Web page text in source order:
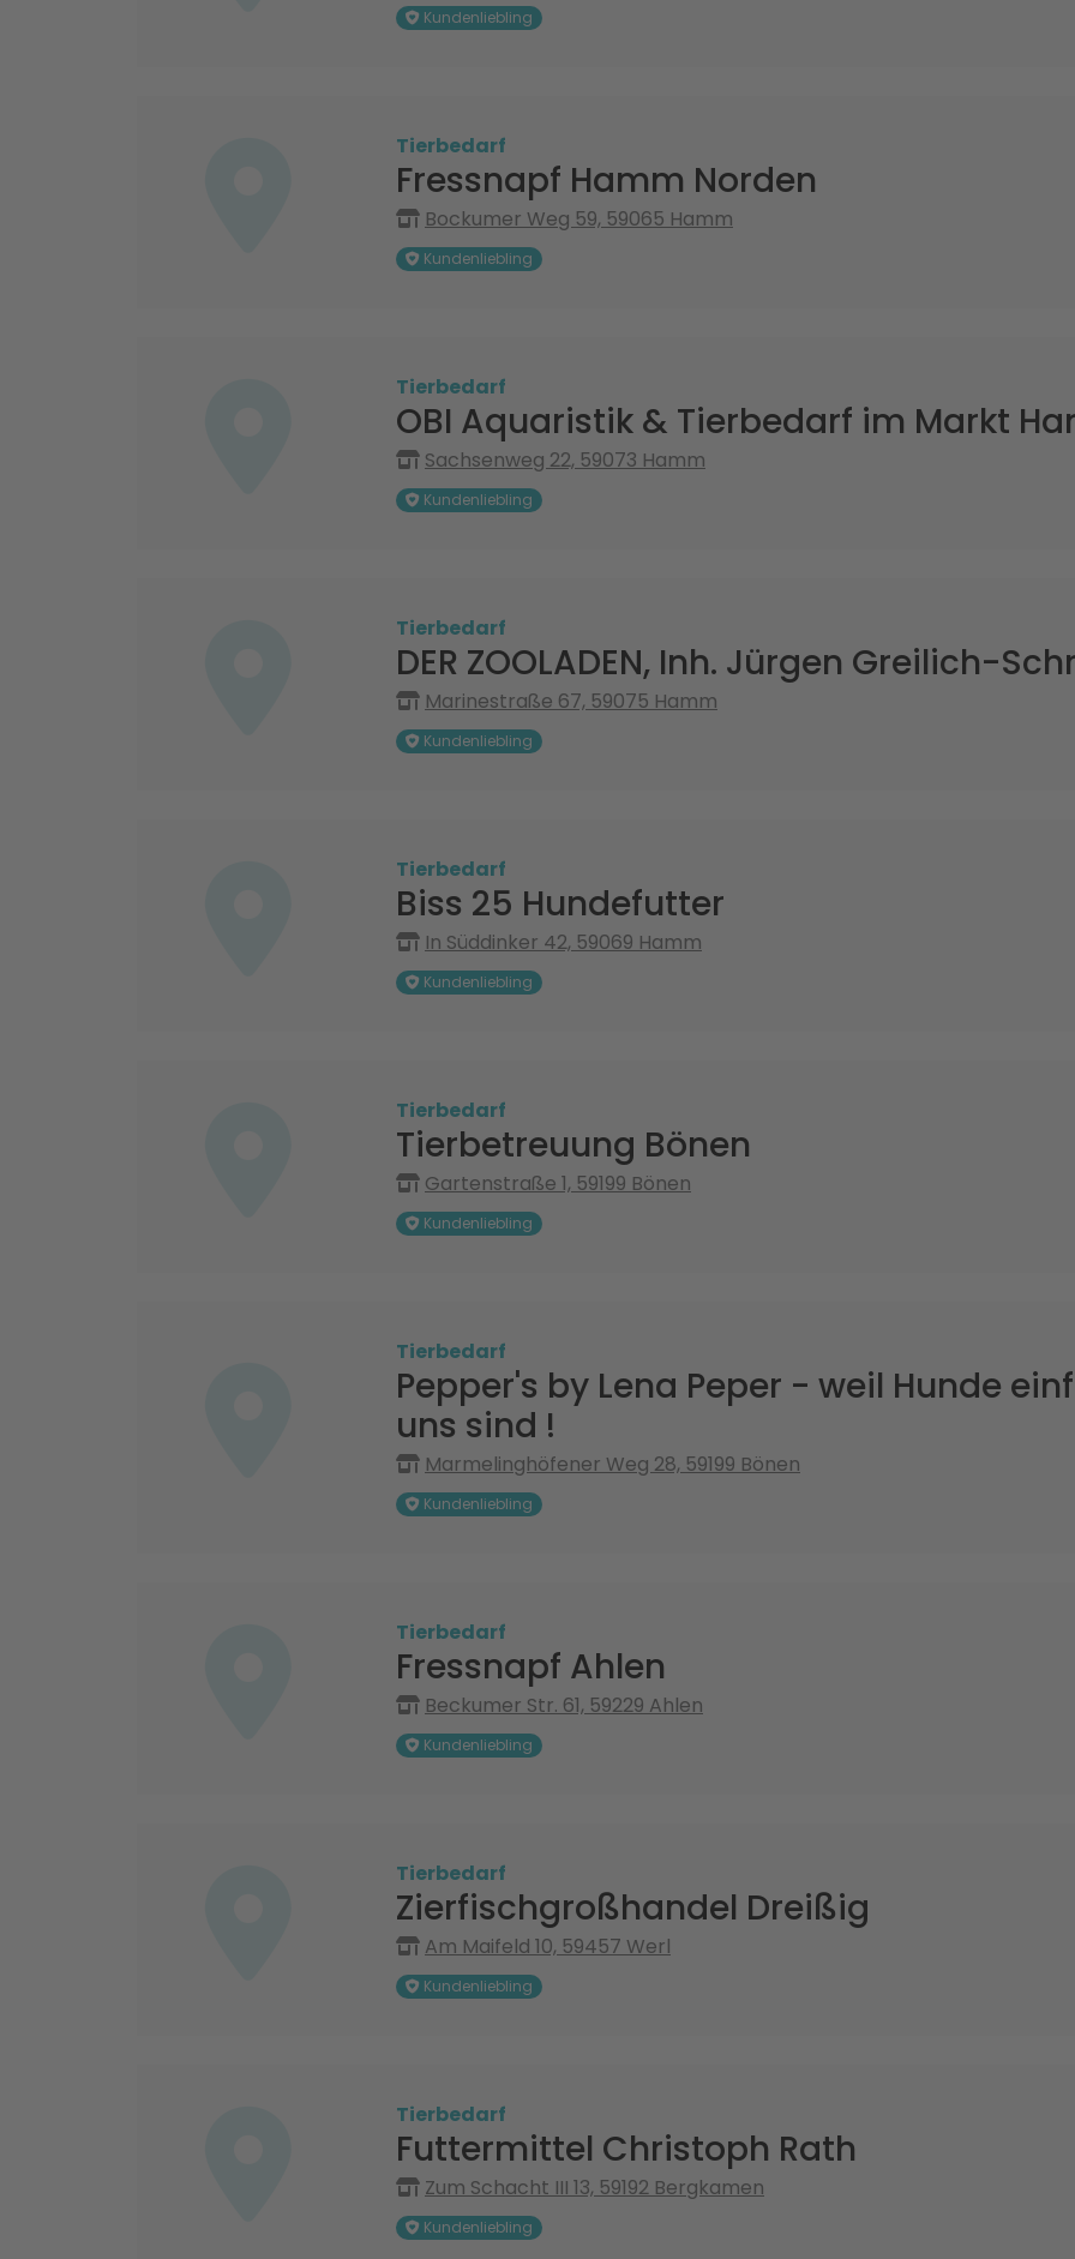
Kundenliebling
Tierbedarf
Fressnapf Hamm Norden
Bockumer Weg 59, 59065 Hamm
Kundenliebling
Tierbedarf
OBI Aquaristik & Tierbedarf im Markt
Sachsenweg 22, 59073 Hamm
Kundenliebling
Tierbedarf
DER ZOOLADEN, Inh. Jürgen Greilich-
Marinestraße 67, 59075 Hamm
Kundenliebling
Tierbedarf
Biss 25 Hundefutter
In Süddinker 42, 59069 Hamm
Kundenliebling
Tierbedarf
Tierbetreuung Bönen
Gartenstraße 1, 59199 Bönen
Kundenliebling
Tierbedarf
Pepper's by Lena Peper - weil Hunde
uns sind !
Marmelinghöfener Weg 28, 59199 Bönen
Kundenliebling
Tierbedarf
Fressnapf Ahlen
Beckumer Str. 61, 59229 Ahlen
Kundenliebling
Tierbedarf
Zierfischgroßhandel Dreißig
Am Maifeld 10, 59457 Werl
Kundenliebling
Tierbedarf
Futtermittel Christoph Rath
Zum Schacht III 13, 59192 Bergkamen
Kundenliebling